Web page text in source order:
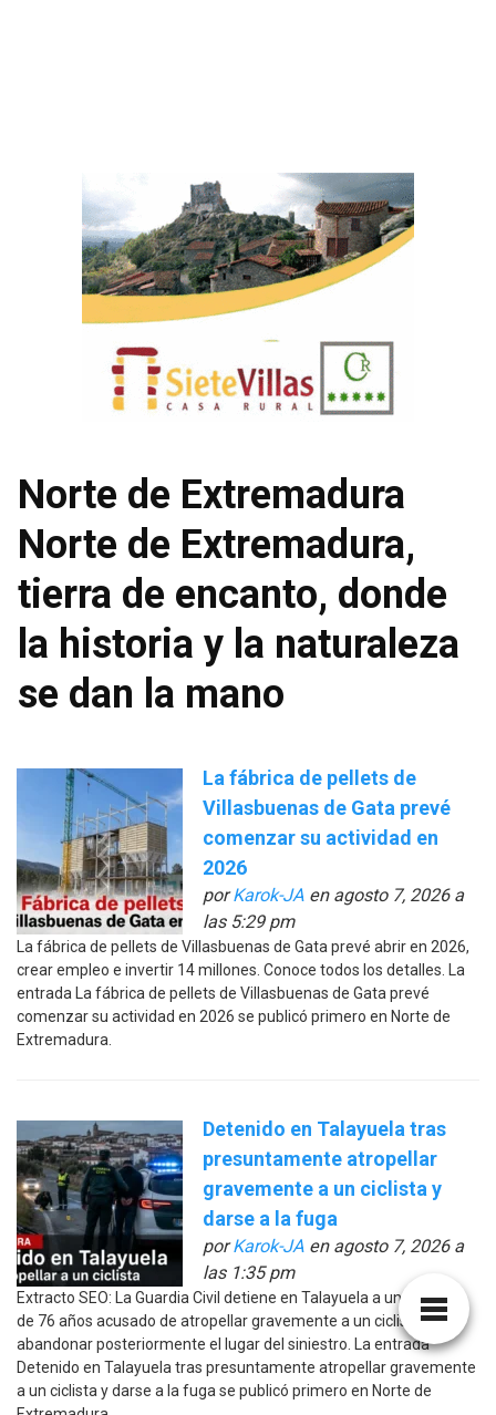
Norte de Extremadura
Norte de Extremadura,
tierra de encanto, donde
la historia y la naturaleza
se dan la mano
La fábrica de pellets de
Villasbuenas de Gata prevé
comenzar su actividad en
2026
porKarok-JA en agosto 7, 2026 a
las 5:29 pm
La fábrica de pellets de Villasbuenas de Gata prevé abrir en 2026,
crear empleo e invertir 14 millones. Conoce todos los detalles. La
entrada La fábrica de pellets de Villasbuenas de Gata prevé
comenzar su actividad en 2026 se publicó primero en Norte de
Extremadura.
Detenido en Talayuela tras
presuntamente atropellar
gravemente a un ciclista y
darse a la fuga
porKarok-JA en agosto 7, 2026 a
las 1:35 pm
Extracto SEO: La Guardia Civil detiene en Talayuela a un hombre
de 76 años acusado de atropellar gravemente a un ciclista y
abandonar posteriormente el lugar del siniestro. La entrada
Detenido en Talayuela tras presuntamente atropellar gravemente
a un ciclista y darse a la fuga se publicó primero en Norte de